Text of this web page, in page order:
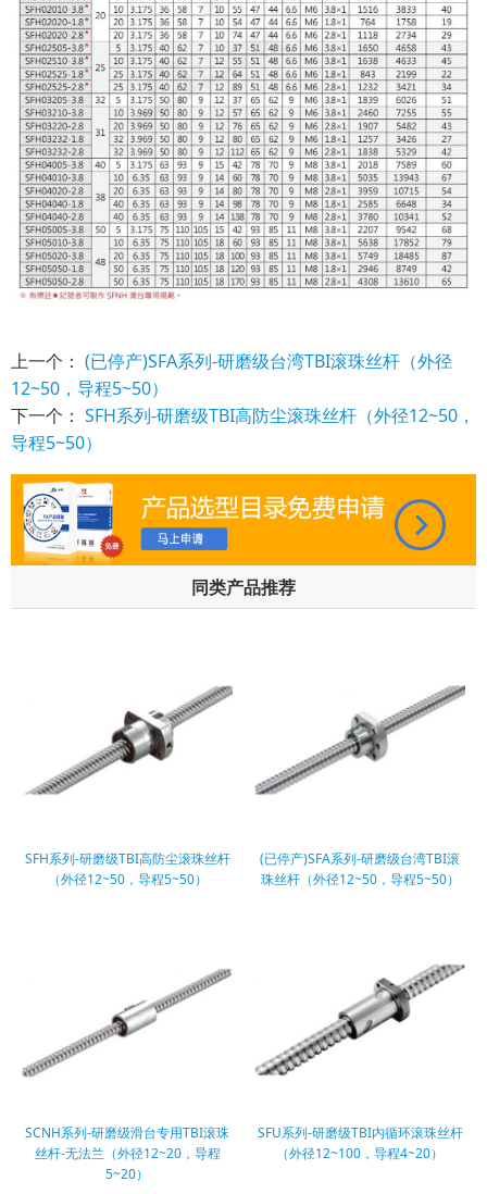
上一个： (已停产)SFA系列-研磨级台湾TBI滚珠丝杆（外径
12~50，导程5~50）
下一个： SFH系列-研磨级TBI高防尘滚珠丝杆（外径12~50，
导程5~50）
同类产品推荐
SFH系列-研磨级TBI高防尘滚珠丝杆
（外径12~50，导程5~50）
(已停产)SFA系列-研磨级台湾TBI滚
珠丝杆（外径12~50，导程5~50）
SCNH系列-研磨级滑台专用TBI滚珠
丝杆-无法兰（外径12~20，导程
5~20）
SFU系列-研磨级TBI内循环滚珠丝杆
（外径12~100，导程4~20）